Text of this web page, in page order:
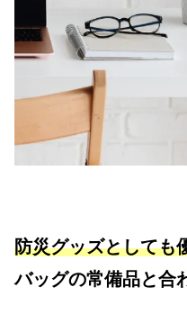
防災グッズとしても
バッグの常備品と合